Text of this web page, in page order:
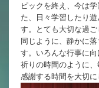
ピックを終え、今は
た、日々学習したり
す。とても大切な過ご
同じように、静かに
す。いろんな行事に
祈りの時間のように、
感謝する時間を大切に